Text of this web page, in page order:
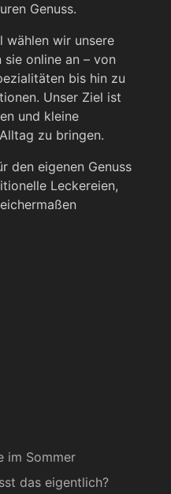
Genuss.
wählen wir unsere
online an – von
bis hin zu
Unser Ziel ist
und kleine
zu bringen.
den eigenen Genuss
Leckereien,
im Sommer
das eigentlich?